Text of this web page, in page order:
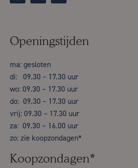
Openingstijden
ma: gesloten
di: 09.30 – 17.30 uur
wo: 09.30 – 17.30 uur
do: 09.30 – 17.30 uur
vrij: 09.30 – 17.30 uur
za: 09.30 – 16.00 uur
zo: zie koopzondagen*
Koopzondagen*